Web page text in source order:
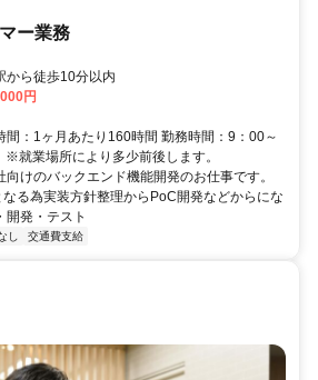
ー業務
から徒歩10分以内
円
間：1ヶ月あたり160時間 勤務時間：9：00～
就業場所により多少前後します。
けのバックエンド機能開発のお仕事です。
る為実装方針整理からPoC開発などからにな
開発・テスト
し 交通費支給